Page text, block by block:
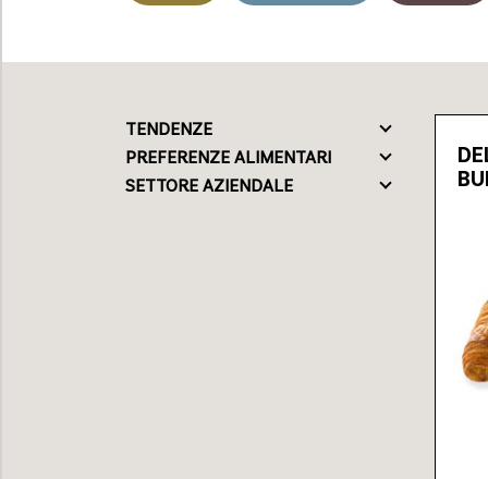
TENDENZE
PREFERENZE ALIMENTARI
SETTORE AZIENDALE